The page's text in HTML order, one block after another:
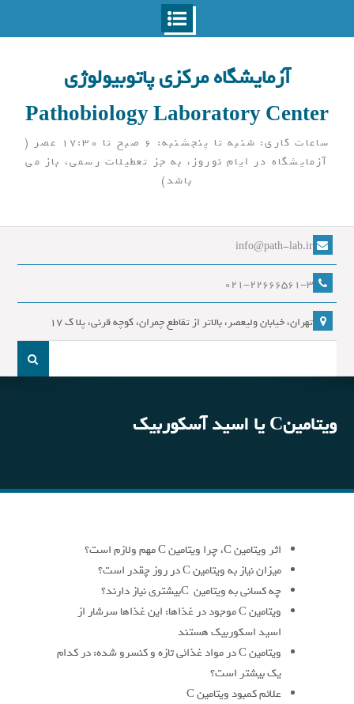
آزمایشگاه مرکزی پاتوبیولوژی
Pathobiology Laboratory Center
ساعات کاری: شنبه تا پنجشنبه: 6 صبح تا 17:30 عصر (
آزمایشگاه در ایام نوروز، به جز تعطیلات رسمی، باز می
باشد)
info@path-lab.ir
021-22666561-3
تهران، خیابان ولیعصر، بالاتر از تقاطع چمران، کوچه قرنی، پلا ک 17
جست
ویتامینC یا اسید آسکوربیک
اثر ویتامین C، چرا ویتامین C مهم ولازم است؟
میزان نیاز به ویتامین C در روز چقدر است؟
چه کسانی به ویتامین Cبیشتری نیاز دارند؟
ویتامین C موجود در غذاها: این غذاها سرشار از
اسید اسکوربیک هستند
ویتامین C در مواد غذائی تازه و کنسرو شده: در کدام
یک بیشتر است؟
علائم کمبود ویتامین C